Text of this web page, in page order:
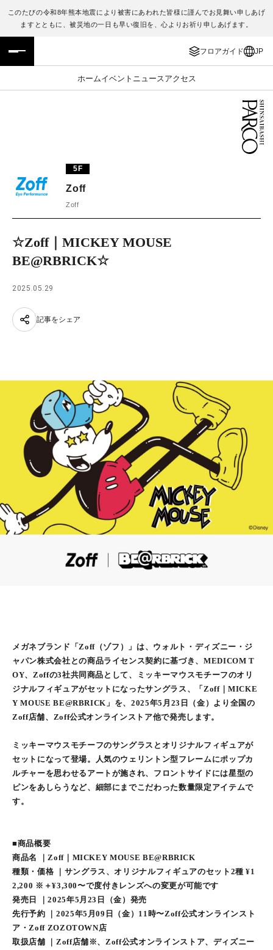
このたびの令和8年熊本地震により被害にあわれた皆様に謹んでお見舞い申しあげ
ますとともに、被災地の一日も早い復旧を、心よりお祈り申しあげます。
フロアガイド JP
ホームイベント ニュース アクセス
フロアガイド
施設案内・アクセス
TAX FREE
JP
ENGLISH
繁体字
日本語
5F
Zoff
Zoff
☆Zoff｜MICKEY MOUSE
BE@RBRICK☆
2025.05.29
記事をシェア
メガネブランド「Zoff（ゾフ）」は、ウォルト・ディズニー・ジ
ャパン株式会社との商品ライセンス契約に基づき、MEDICOM T
OY、Zoffの3社共同商品として、ミッキーマウスモチーフのオリ
ジナルフィギュアがセットになったサングラス、「Zoff｜MICKE
Y MOUSE BE@RBRICK」を、2025年5月23日（金）より全国の
Zoff店舗、Zoff公式オンラインストア他で発売します。
ミッキーマウスモチーフのサングラスとオリジナルフィギュアが
セットになって登場。人気のウェリントン型フレームにポップカ
ルチャーを思わせるアートが施され、フロントサイドには星型の
ピンをあしらうなど、細部にまでこだわった数量限定アイテムで
す。
■商品概要
商品名 ｜Zoff｜MICKEY MOUSE BE@RBRICK
種類・価格 ｜サングラス、オリジナルフィギュアのセット2種 ¥1
2,200 ※＋¥3,300〜で度付きレンズへの変更が可能です
発売日 ｜2025年5月23日（金）発売
先行予約 ｜2025年5月09日（金）11時〜Zoff公式オンラインスト
ア・Zoff ZOZOTOWN店
取扱店舗 ｜Zoff店舗※、Zoff公式オンラインストア、ディズニー